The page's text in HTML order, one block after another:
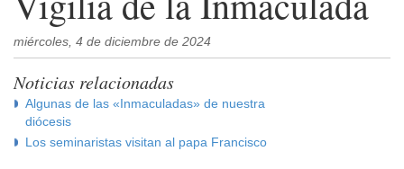
miércoles, 4 de diciembre de 2024
Noticias relacionadas
Algunas de las «Inmaculadas» de nuestra
diócesis
Los seminaristas visitan al papa Francisco